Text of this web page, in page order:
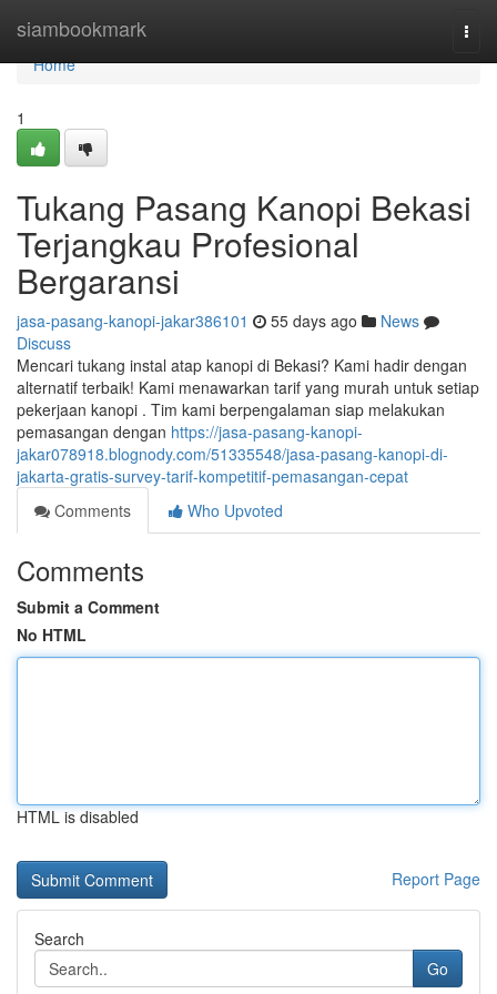
siambookmark
Home
Home
1
Tukang Pasang Kanopi Bekasi
Terjangkau Profesional
Bergaransi
jasa-pasang-kanopi-jakar386101 55 days ago
News
Discuss
Mencari tukang instal atap kanopi di Bekasi? Kami hadir dengan
alternatif terbaik! Kami menawarkan tarif yang murah untuk setiap
pekerjaan kanopi . Tim kami berpengalaman siap melakukan
pemasangan dengan https://jasa-pasang-kanopi-
jakar078918.blognody.com/51335548/jasa-pasang-kanopi-di-
jakarta-gratis-survey-tarif-kompetitif-pemasangan-cepat
Comments
Who Upvoted
Comments
Submit a Comment
No HTML
HTML is disabled
Report Page
Search
Go